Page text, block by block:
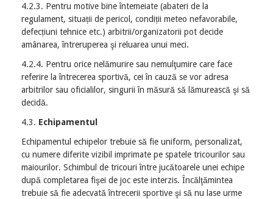
4.2.3. Pentru motive bine întemeiate (abateri de la
regulament, situații de pericol, condiții meteo nefavorabile,
defecțiuni tehnice etc.) arbitrii/organizatorii pot decide
amânarea, întreruperea şi reluarea unui meci.
4.2.4. Pentru orice nelămurire sau nemulţumire care face
referire la întrecerea sportivă, cei în cauză se vor adresa
arbitrilor sau oficialilor, singurii în măsură să lămurească şi să
decidă.
4.3. Echipamentul
Echipamentul echipelor trebuie să fie uniform, personalizat,
cu numere diferite vizibil imprimate pe spatele tricourilor sau
maiourilor. Schimbul de tricouri între jucătoarele unei echipe
după completarea fişei de joc este interzis. Încălţămintea
trebuie să fie adecvată întrecerii sportive şi să nu lase urme